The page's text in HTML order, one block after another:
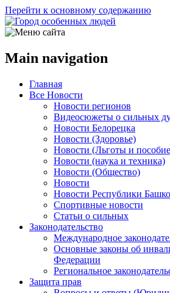
Перейти к основному содержанию
Main navigation
Главная
Все Новости
Новости регионов
Видеосюжеты о сильных
Новости Белорецка
Новости (Здоровье)
Новости (Льготы и
Новости (наука и техника)
Новости (Общество)
Новости
Новости Республики
Спортивные новости
Статьи о сильных
Законодательство
Международное
Основные законы об
Федерации
Региональное
Защита прав